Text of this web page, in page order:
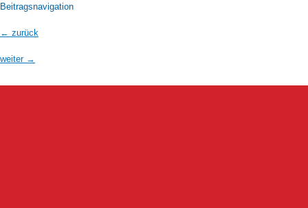
Beitragsnavigation
← zurück
weiter →